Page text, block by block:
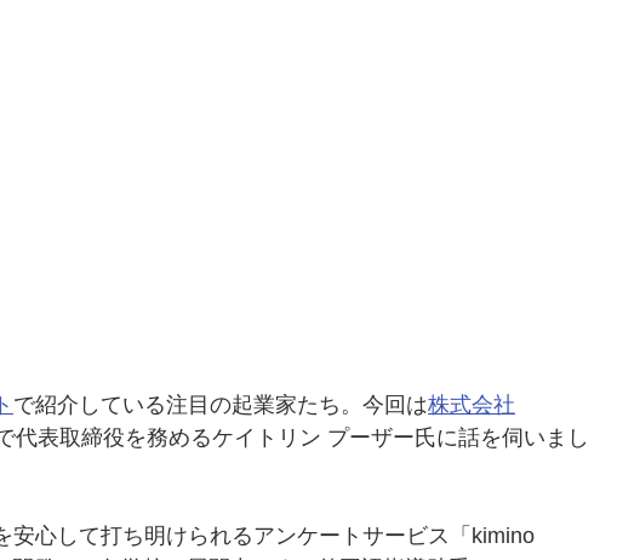
で紹介している注目の起業家たち。今回は株式会社
代表取締役を務めるケイトリン プーザー氏に話を伺いまし
安心して打ち明けられるアンケートサービス「kimino